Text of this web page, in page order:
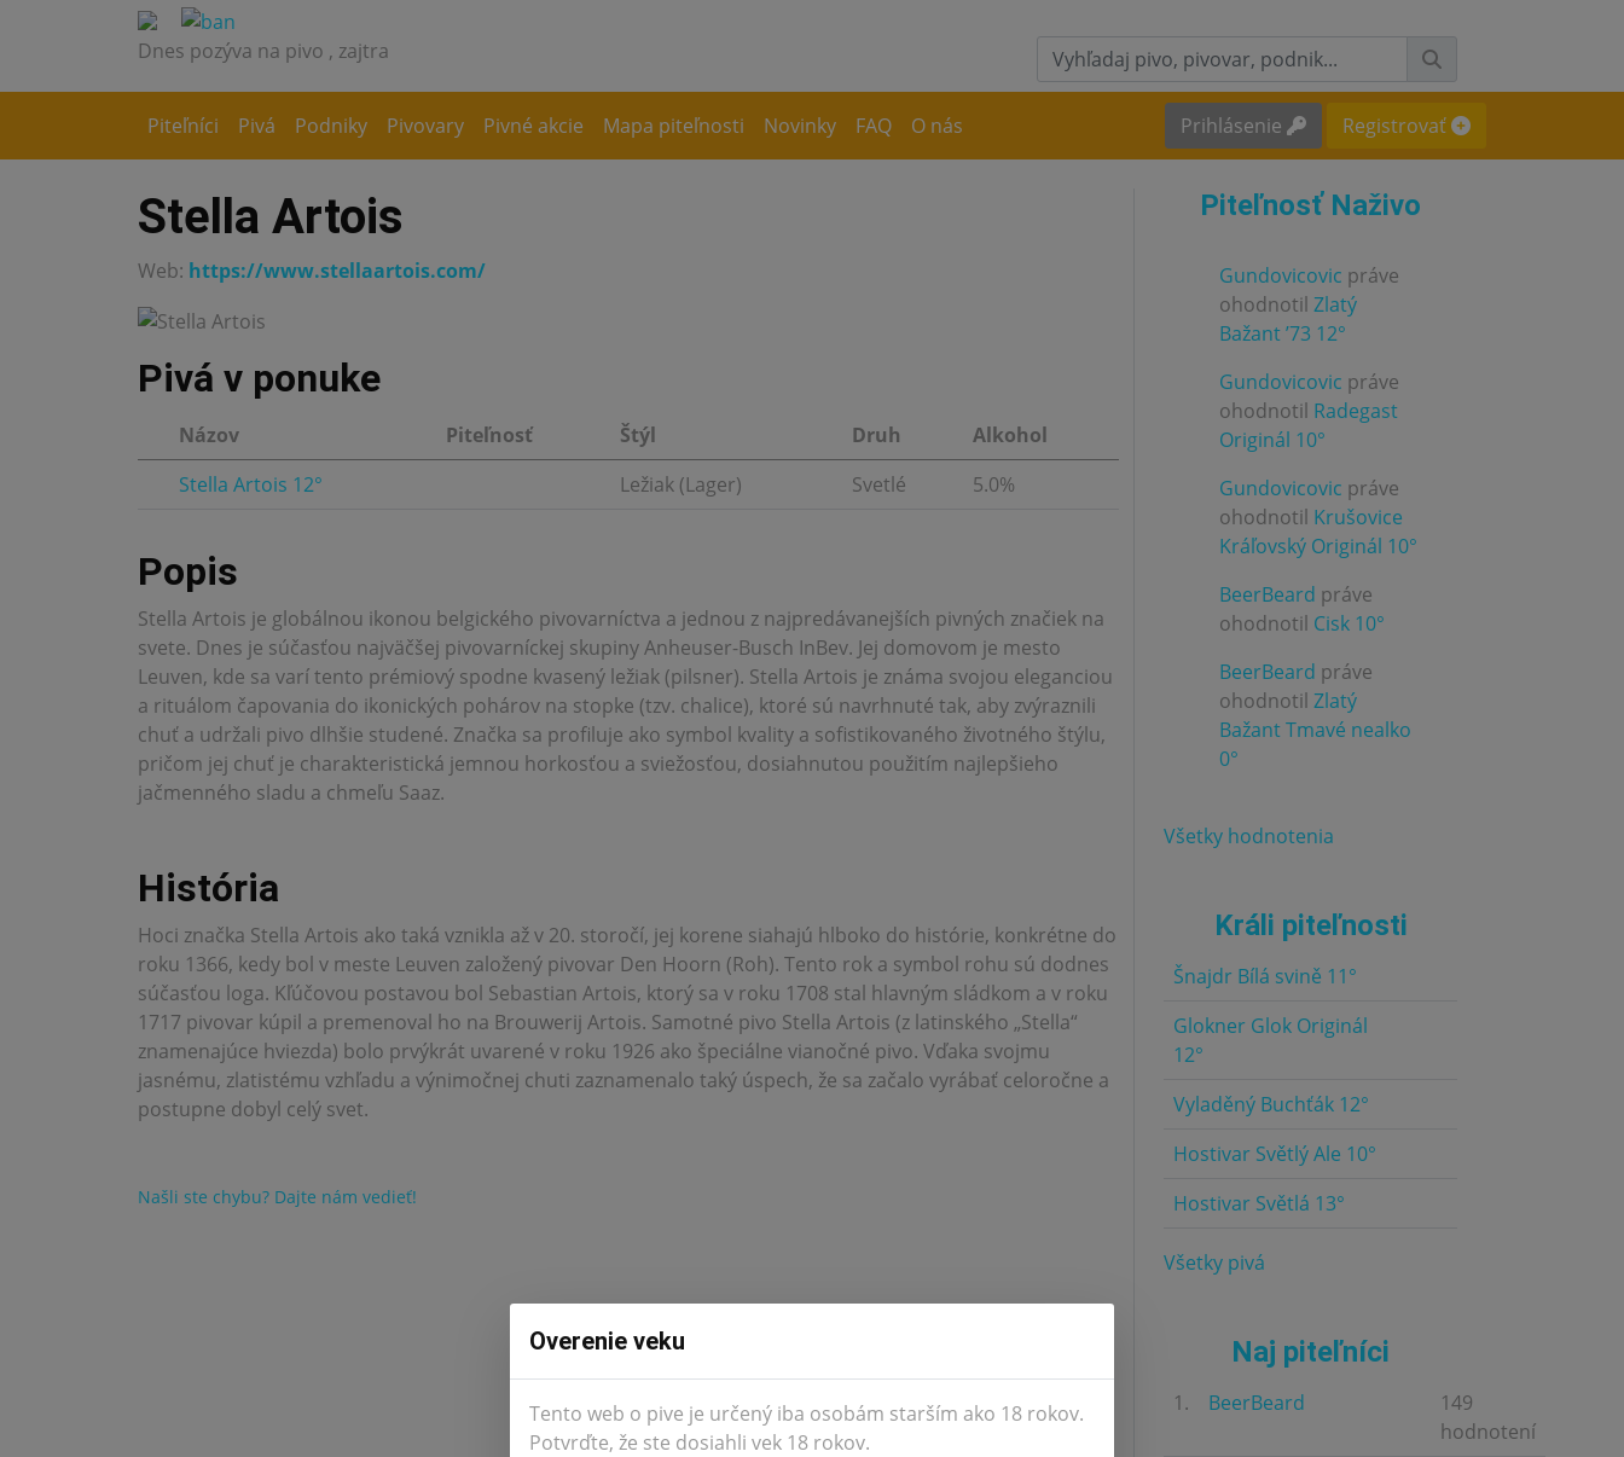
Dnes pozýva na pivo , zajtra
Piteľníci Pivá Podniky Pivovary Pivné akcie Mapa piteľnosti Novinky FAQ O nás Prihlásenie Registrovať
Stella Artois
Web: https://www.stellaartois.com/
Pivá v ponuke
Názov Piteľnosť Štýl Druh
Alkohol
Stella Artois 12°
Ležiak (Lager) Svetlé 5.0%
Popis
Stella Artois je globálnou ikonou belgického pivovarníctva a jednou z najpredávanejších pivných značiek na
svete. Dnes je súčasťou najväčšej pivovarníckej skupiny Anheuser-Busch InBev. Jej domovom je mesto
Leuven, kde sa varí tento prémiový spodne kvasený ležiak (pilsner). Stella Artois je známa svojou eleganciou
a rituálom čapovania do ikonických pohárov na stopke (tzv. chalice), ktoré sú navrhnuté tak, aby zvýraznili
chuť a udržali pivo dlhšie studené. Značka sa profiluje ako symbol kvality a sofistikovaného životného štýlu,
pričom jej chuť je charakteristická jemnou horkosťou a sviežosťou, dosiahnutou použitím najlepšieho
jačmenného sladu a chmeľu Saaz.
História
Hoci značka Stella Artois ako taká vznikla až v 20. storočí, jej korene siahajú hlboko do histórie, konkrétne do
roku 1366, kedy bol v meste Leuven založený pivovar Den Hoorn (Roh). Tento rok a symbol rohu sú dodnes
súčasťou loga. Kľúčovou postavou bol Sebastian Artois, ktorý sa v roku 1708 stal hlavným sládkom a v roku
1717 pivovar kúpil a premenoval ho na Brouwerij Artois. Samotné pivo Stella Artois (z latinského „Stella“
znamenajúce hviezda) bolo prvýkrát uvarené v roku 1926 ako špeciálne vianočné pivo. Vďaka svojmu
jasnému, zlatistému vzhľadu a výnimočnej chuti zaznamenalo taký úspech, že sa začalo vyrábať celoročne a
postupne dobyl celý svet.
Našli ste chybu? Dajte nám vedieť!
Piteľnosť Naživo
Gundovicovic práve
ohodnotil Zlatý
Bažant ’73 12°
Gundovicovic práve
ohodnotil Radegast
Originál 10°
Gundovicovic práve
ohodnotil Krušovice
Kráľovský Originál 10°
BeerBeard práve
ohodnotil Cisk 10°
BeerBeard práve
ohodnotil Zlatý
Bažant Tmavé nealko
0°
Všetky hodnotenia
Králi piteľnosti
Šnajdr Bílá svině 11°
Glokner Glok Originál
12°
Vyladěný Buchťák 12°
Hostivar Světlý Ale 10°
Hostivar Světlá 13°
Všetky pivá
Naj piteľníci
1. BeerBeard
149
hodnotení
Overenie veku
Tento web o pive je určený iba osobám starším ako 18 rokov.
Potvrďte, že ste dosiahli vek 18 rokov.